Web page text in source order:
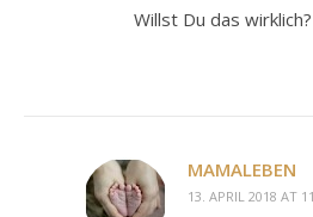
Willst Du das wirklich?
MAMALEBEN
13. APRIL 2018 AT